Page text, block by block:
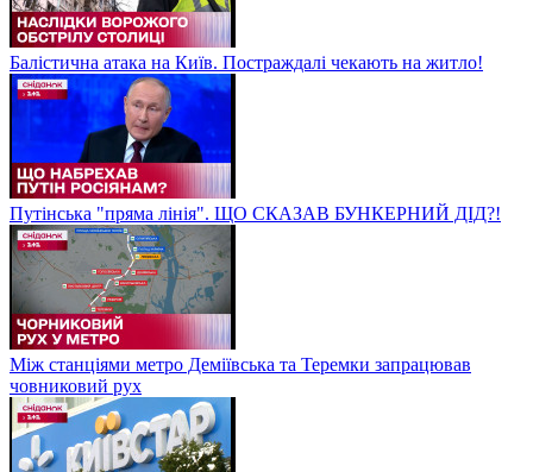
Балістична атака на Київ. Постраждалі чекають на житло!
Путінська "пряма лінія". ЩО СКАЗАВ БУНКЕРНИЙ ДІД?!
Між станціями метро Деміївська та Теремки запрацював
човниковий рух